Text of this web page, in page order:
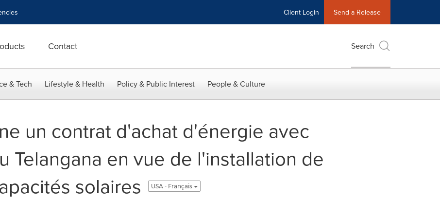
Client Login Send a Release
Contact Search
& Tech Lifestyle & Health Policy & Public Interest People & Culture
un contrat d'achat d'énergie avec
Telangana en vue de l'installation de
solaires
USA - Français